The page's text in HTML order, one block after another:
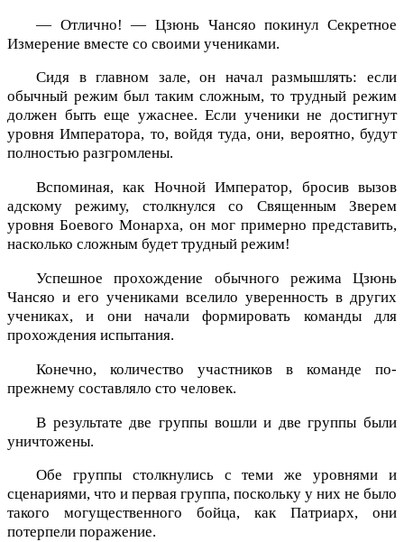
— Отлично! — Цзюнь Чансяо покинул Секретное
Измерение вместе со своими учениками.
Сидя в главном зале, он начал размышлять: если
обычный режим был таким сложным, то трудный режим
должен быть еще ужаснее. Если ученики не достигнут
уровня Императора, то, войдя туда, они, вероятно, будут
полностью разгромлены.
Вспоминая, как Ночной Император, бросив вызов
адскому режиму, столкнулся со Священным Зверем
уровня Боевого Монарха, он мог примерно представить,
насколько сложным будет трудный режим!
Успешное прохождение обычного режима Цзюнь
Чансяо и его учениками вселило уверенность в других
учениках, и они начали формировать команды для
прохождения испытания.
Конечно, количество участников в команде по-
прежнему составляло сто человек.
В результате две группы вошли и две группы были
уничтожены.
Обе группы столкнулись с теми же уровнями и
сценариями, что и первая группа, поскольку у них не было
такого могущественного бойца, как Патриарх, они
потерпели поражение.